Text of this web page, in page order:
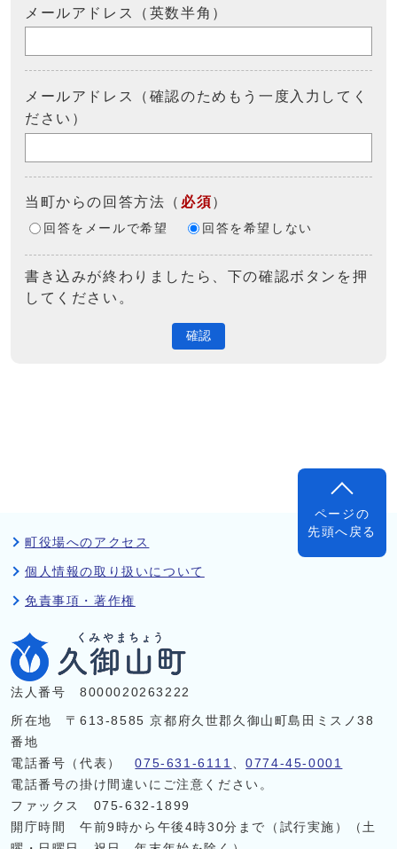
メールアドレス（英数半角）
メールアドレス（確認のためもう一度入力してく
ださい）
当町からの回答方法 （ 必須）
回答をメールで希望 回答を希望しない
書き込みが終わりましたら、下の確認ボタンを押
してください。
確認
ページの
先頭へ戻る
町役場へのアクセス
個人情報の取り扱いについて
免責事項・著作権
法人番号 8000020263222
所在地 〒613-8585 京都府久世郡久御山町島田ミスノ38
番地
電話番号（代表）075-631-6111 、0774-45-0001
電話番号の掛け間違いにご注意ください。
ファックス 075-632-1899
開庁時間 午前9時から午後4時30分まで（試行実施）（土